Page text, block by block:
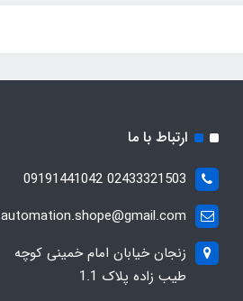
ارتباط با ما
02433321503 09191441042
automation.shope@gmail.com
زنجان خیابان امام خمینی کوچه
طیب زاده پلاک 1.1